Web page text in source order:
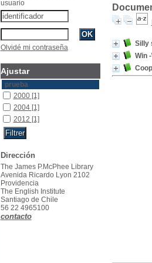
Silly
Win
usuario
Olvidé mi contraseña
Ajustar
prueba
2000 [1]
2004 [1]
2012 [1]
Dirección
The James P.McPhee Library
Avenida Ricardo Lyon 2102
Providencia
The English Institute
Santiago de Chile
56 22 4965100
contacto